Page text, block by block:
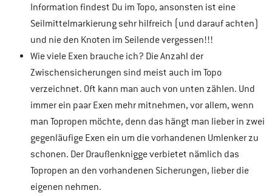
Information findest Du im Topo, ansonsten ist eine
Seilmittelmarkierung sehr hilfreich (und darauf achten)
und nie den Knoten im Seilende vergessen!!!
Wie viele Exen brauche ich? Die Anzahl der
Zwischensicherungen sind meist auch im Topo
verzeichnet. Oft kann man auch von unten zählen. Und
immer ein paar Exen mehr mitnehmen, vor allem, wenn
man Topropen möchte, denn das hängt man lieber in zwei
gegenläufige Exen ein um die vorhandenen Umlenker zu
schonen. Der Draußenknigge verbietet nämlich das
Topropen an den vorhandenen Sicherungen, lieber die
eigenen nehmen.